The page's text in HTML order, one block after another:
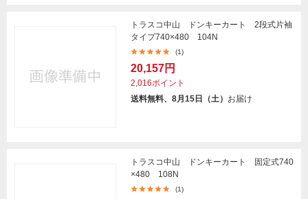
トラスコ中山 ドンキーカート 2段式片袖
タイプ740×480 104N
(1)
20,157円
2,016ポイント
送料無料、8月15日（土） お届け
トラスコ中山 ドンキーカート 固定式740
×480 108N
(1)